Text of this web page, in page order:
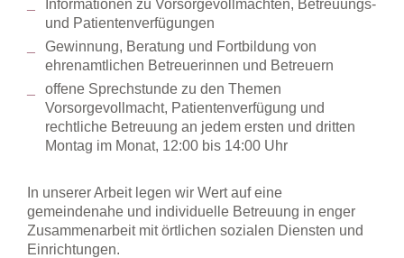
Informationen zu Vorsorgevollmachten, Betreuungs-
und Patientenverfügungen
Gewinnung, Beratung und Fortbildung von
ehrenamtlichen Betreuerinnen und Betreuern
offene Sprechstunde zu den Themen
Vorsorgevollmacht, Patientenverfügung und
rechtliche Betreuung an jedem ersten und dritten
Montag im Monat, 12:00 bis 14:00 Uhr
In unserer Arbeit legen wir Wert auf eine
gemeindenahe und individuelle Betreuung in enger
Zusammenarbeit mit örtlichen sozialen Diensten und
Einrichtungen.